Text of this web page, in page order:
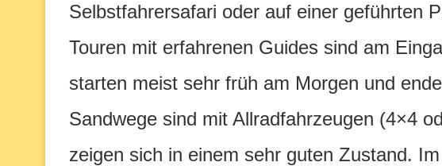
Selbstfahrersafari oder auf einer geführten
Touren mit erfahrenen Guides sind am
starten meist sehr früh am Morgen und
Sandwege sind mit Allradfahrzeugen (4×4
zeigen sich in einem sehr guten Zustand.